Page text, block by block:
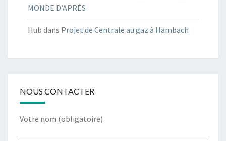
MONDE D’APRÈS
Hub dans Projet de Centrale au gaz à Hambach
NOUS CONTACTER
Votre nom (obligatoire)